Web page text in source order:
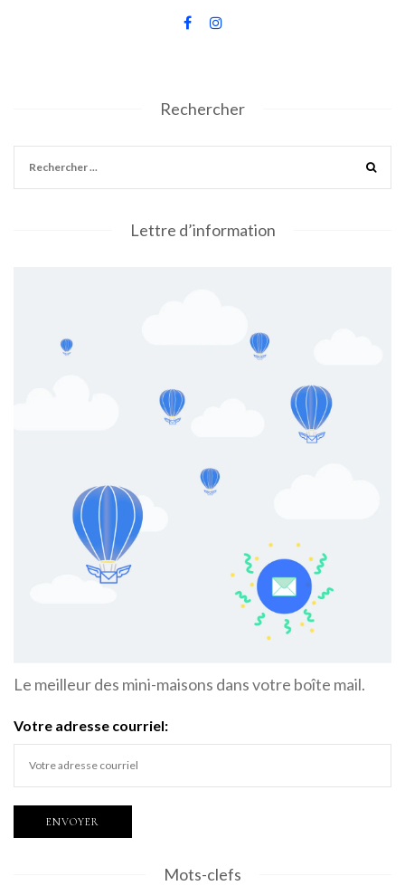
Rechercher
Lettre d’information
Le meilleur des mini-maisons dans votre boîte mail.
Votre adresse courriel:
Mots-clefs